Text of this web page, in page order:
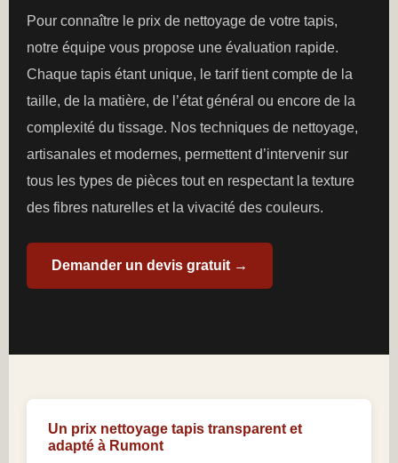
Pour connaître le prix de nettoyage de votre tapis,
notre équipe vous propose une évaluation rapide.
Chaque tapis étant unique, le tarif tient compte de la
taille, de la matière, de l’état général ou encore de la
complexité du tissage. Nos techniques de nettoyage,
artisanales et modernes, permettent d’intervenir sur
tous les types de pièces tout en respectant la texture
des fibres naturelles et la vivacité des couleurs.
Demander un devis gratuit →
Un prix nettoyage tapis transparent et
adapté à Rumont